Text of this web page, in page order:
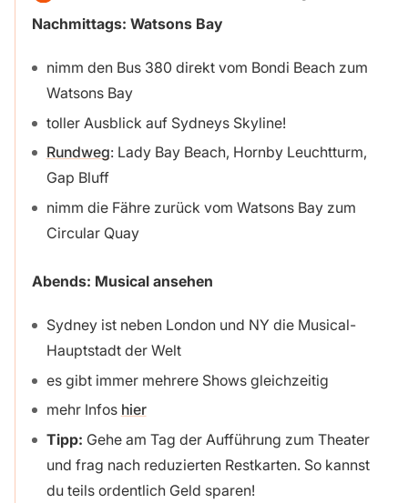
Nachmittags: Watsons Bay
nimm den Bus 380 direkt vom Bondi Beach zum
Watsons Bay
toller Ausblick auf Sydneys Skyline!
Rundweg: Lady Bay Beach, Hornby Leuchtturm,
Gap Bluff
nimm die Fähre zurück vom Watsons Bay zum
Circular Quay
Abends: Musical ansehen
Sydney ist neben London und NY die Musical-
Hauptstadt der Welt
es gibt immer mehrere Shows gleichzeitig
mehr Infos hier
Tipp: Gehe am Tag der Aufführung zum Theater
und frag nach reduzierten Restkarten. So kannst
du teils ordentlich Geld sparen!